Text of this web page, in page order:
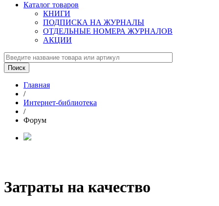
Каталог товаров
КНИГИ
ПОДПИСКА НА ЖУРНАЛЫ
ОТДЕЛЬНЫЕ НОМЕРА ЖУРНАЛОВ
АКЦИИ
Главная
/
Интернет-библиотека
/
Форум
Затраты на качество